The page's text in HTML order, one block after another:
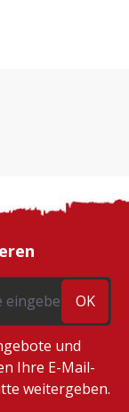
OK
und
Ihre E-Mail-
weitergeben.